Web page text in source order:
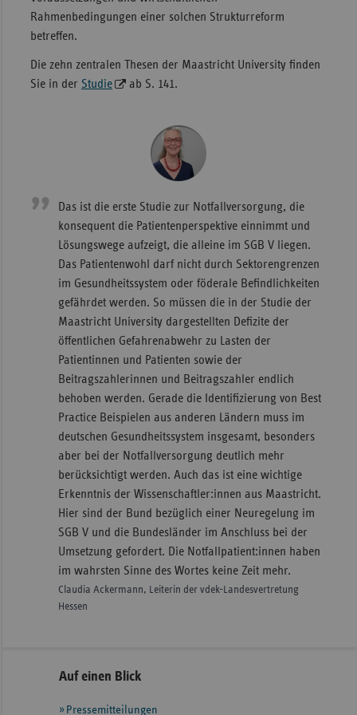
Rahmenbedingungen einer solchen Strukturreform
betreffen.
Die zehn zentralen Thesen der Maastricht University finden
Sie in der Studie ab S. 141.
Das ist die erste Studie zur Notfallversorgung, die
konsequent die Patientenperspektive einnimmt und
Lösungswege aufzeigt, die alleine im SGB V liegen.
Das Patientenwohl darf nicht durch Sektorengrenzen
im Gesundheitssystem oder föderale Befindlichkeiten
gefährdet werden. So müssen die in der Studie der
Maastricht University dargestellten Defizite der
öffentlichen Gefahrenabwehr zu Lasten der
Patientinnen und Patienten sowie der
Beitragszahlerinnen und Beitragszahler endlich
behoben werden. Gerade die Identifizierung von Best
Practice Beispielen aus anderen Ländern muss im
deutschen Gesundheitssystem insgesamt, besonders
aber bei der Notfallversorgung deutlich mehr
berücksichtigt werden. Auch das ist eine wichtige
Erkenntnis der Wissenschaftler:innen aus Maastricht.
Hier sind der Bund bezüglich einer Neuregelung im
SGB V und die Bundesländer im Anschluss bei der
Umsetzung gefordert. Die Notfallpatient:innen haben
im wahrsten Sinne des Wortes keine Zeit mehr.
Claudia Ackermann, Leiterin der vdek-Landesvertretung
Hessen
Seitennavigation
SeitenleisteAuf einen Blick
Pressemitteilungen